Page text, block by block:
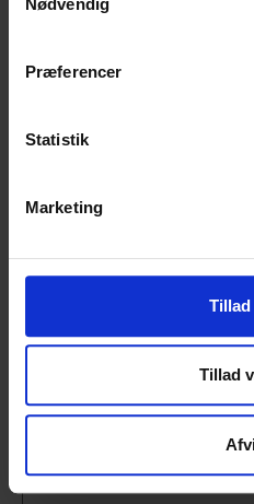
Nødvendig
Præferencer
Statistik
Marketing
Tillad
Tillad
Firma
Spørgsmål/kommentar